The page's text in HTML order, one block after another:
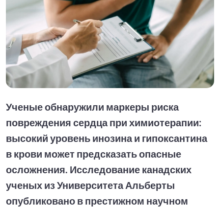
Ученые обнаружили маркеры риска
повреждения сердца при химиотерапии:
высокий уровень инозина и гипоксантина
в крови может предсказать опасные
осложнения. Исследование канадских
ученых из Университета Альберты
опубликовано в престижном научном